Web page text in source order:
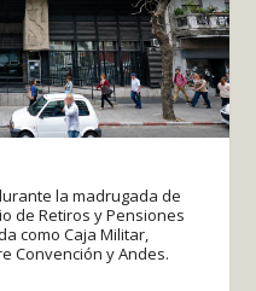
la madrugada de
de Retiros y Pensiones
como Caja Militar,
Convención y Andes.